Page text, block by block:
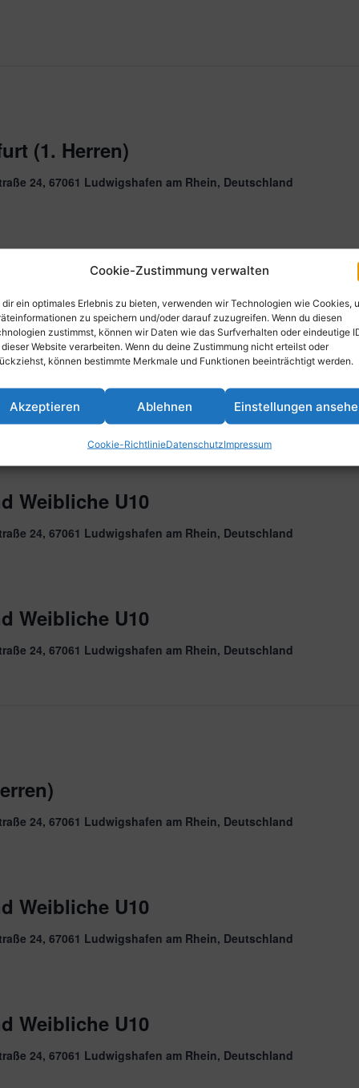
Cookie-Zustimmung verwalten
dir ein optimales Erlebnis zu bieten, verwenden wir Technologien wie Cookies,
zu speichern und/oder darauf zuzugreifen. Wenn du diesen
zustimmst, können wir Daten wie das Surfverhalten oder eindeutige
Website verarbeiten. Wenn du deine Zustimmung nicht erteilst oder
können bestimmte Merkmale und Funktionen beeinträchtigt werden.
Akzeptieren Ablehnen Einstellungen
Cookie-RichtlinieDatenschutzImpressum
(1. Herren)
24, 67061 Ludwigshafen am Rhein, Deutschland
24, 67061 Ludwigshafen am Rhein, Deutschland
Weibliche U8
24, 67061 Ludwigshafen am Rhein, Deutschland
Weibliche U10
24, 67061 Ludwigshafen am Rhein, Deutschland
Weibliche U10
24, 67061 Ludwigshafen am Rhein, Deutschland
24, 67061 Ludwigshafen am Rhein, Deutschland
Weibliche U10
24, 67061 Ludwigshafen am Rhein, Deutschland
Weibliche U10
24, 67061 Ludwigshafen am Rhein, Deutschland